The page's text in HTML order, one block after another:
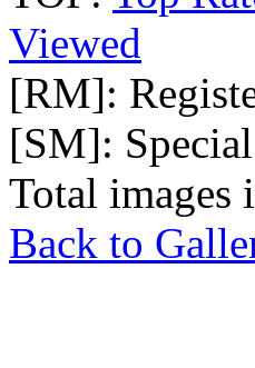
Viewed
[RM]:
[SM]:
Total images
Back to